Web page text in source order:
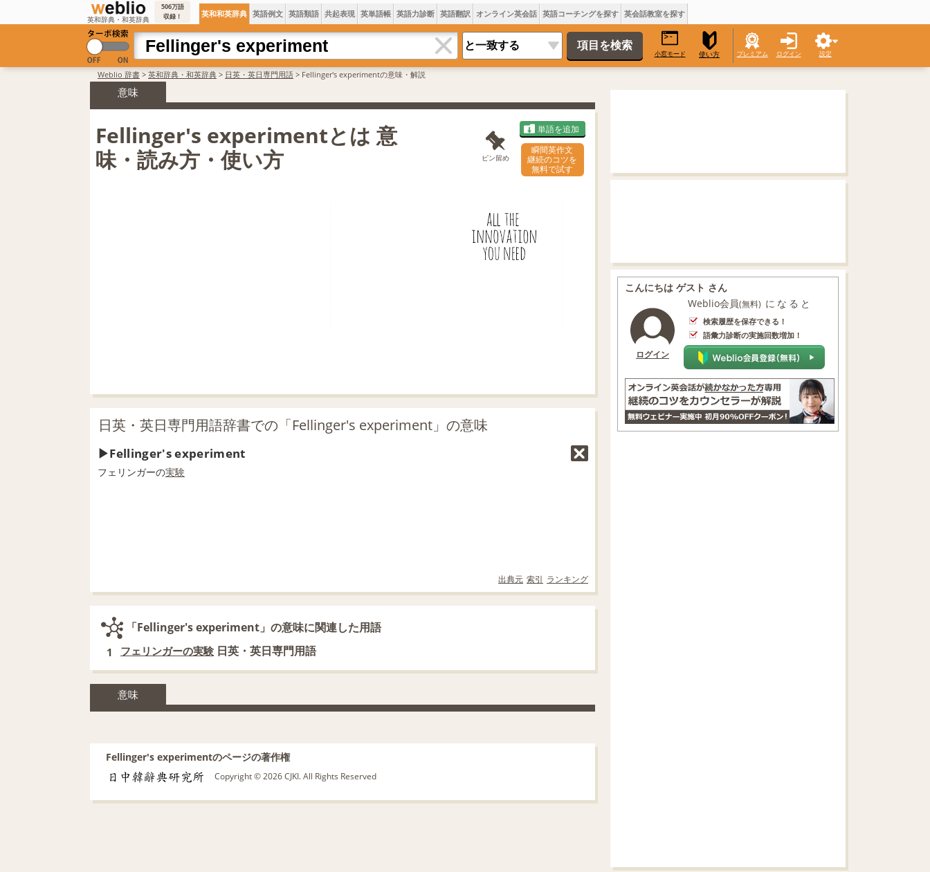
英和辞典・和英辞典
506万語
収録！
英和和英辞典 英語例文 英語類語 共起表現 英単語帳 英語力診断 英語翻訳 オンライン英会話 英語コーチングを探す 英会話教室を探す
小窓モード 使い方 プレミアム ログイン 設定
Weblio 辞書 > 英和辞典・和英辞典 > 日英・英日専門用語 > Fellinger's experimentの意味・解説
意味
Fellinger's experimentとは 意
味・読み方・使い方
ピン留め
単語を追加
瞬間英作文
継続のコツを
無料で試す
日英・英日専門用語辞書での「Fellinger's experiment」の意味
Fellinger's experiment
フェリンガーの実験
出典元 索引 ランキング
「Fellinger's experiment」の意味に関連した用語
1 フェリンガーの実験 日英・英日専門用語
意味
Fellinger's experimentのページの著作権
Copyright © 2026 CJKI. All Rights Reserved
こんにちは ゲスト さん
ログイン
Weblio会員(無料) になると
検索履歴を保存できる！
語彙力診断の実施回数増加！